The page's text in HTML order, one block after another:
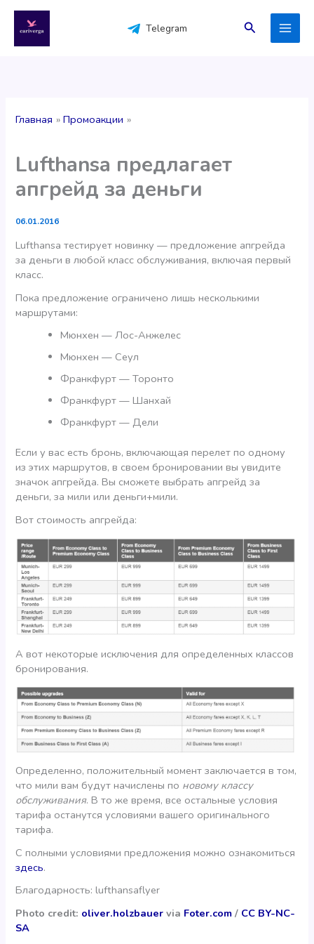
содержимому
Telegram Поиск
Главная Промоакции
Lufthansa предлагает
апгрейд за деньги
06.01.2016
Lufthansa тестирует новинку — предложение апгрейда
за деньги в любой класс обслуживания, включая первый
класс.
Пока предложение ограничено лишь несколькими
маршрутами:
Мюнхен — Лос-Анжелес
Мюнхен — Сеул
Франкфурт — Торонто
Франкфурт — Шанхай
Франкфурт — Дели
Если у вас есть бронь, включающая перелет по одному
из этих маршрутов, в своем бронировании вы увидите
значок апгрейда. Вы сможете выбрать апгрейд за
деньги, за мили или деньги+мили.
Вот стоимость апгрейда:
А вот некоторые исключения для определенных классов
бронирования.
Определенно, положительный момент заключается в том,
что мили вам будут начислены по новому классу
обслуживания. В то же время, все остальные условия
тарифа останутся условиями вашего оригинального
тарифа.
С полными условиями предложения можно ознакомиться
здесь.
Благодарность: lufthansaflyer
Photo credit: oliver.holzbauer via Foter.com / CC BY-NC-
SA